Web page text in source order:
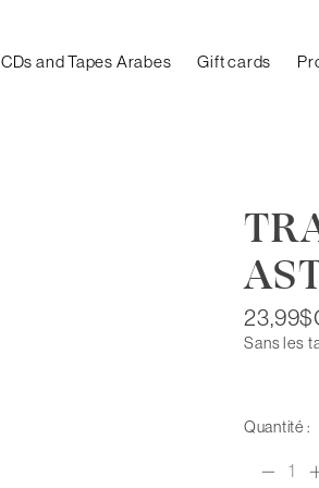
CDs and Tapes Arabes Gift cards
Sans les
Quantité :